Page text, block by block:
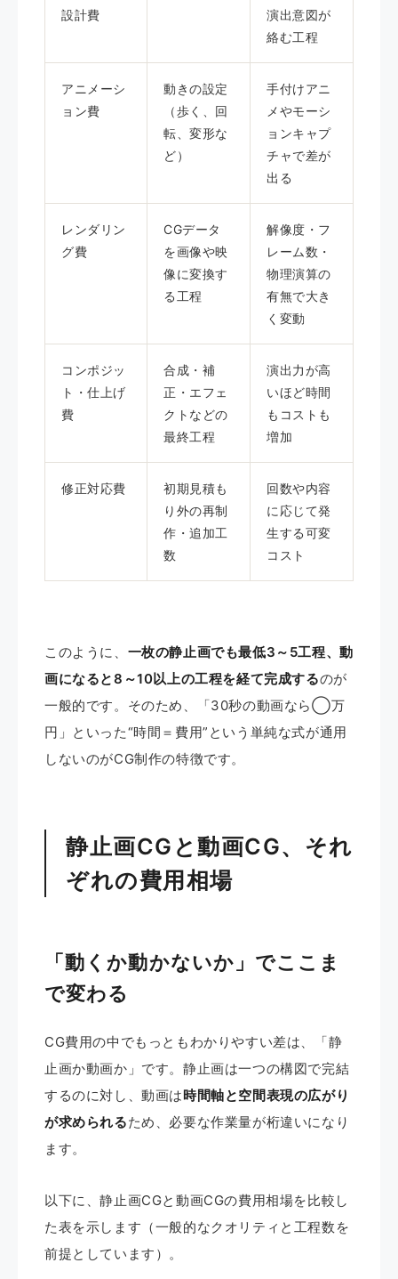
設計費
演出意図が
絡む工程
アニメーシ
ョン費
動きの設定
（歩く、回
転、変形な
ど）
手付けアニ
メやモーシ
ョンキャプ
チャで差が
出る
レンダリン
グ費
CGデータ
を画像や映
像に変換す
る工程
解像度・フ
レーム数・
物理演算の
有無で大き
く変動
コンポジッ
ト・仕上げ
費
合成・補
正・エフェ
クトなどの
最終工程
演出力が高
いほど時間
もコストも
増加
修正対応費
初期見積も
り外の再制
作・追加工
数
回数や内容
に応じて発
生する可変
コスト
このように、 一枚の静止画でも最低3～5工程、動
画になると8～10以上の工程を経て完成するのが
一般的です。そのため、「30秒の動画なら◯万
円」といった“時間＝費用”という単純な式が通用
しないのがCG制作の特徴です。
静止画CGと動画CG、それ
ぞれの費用相場
「動くか動かないか」でここま
で変わる
CG費用の中でもっともわかりやすい差は、「静
止画か動画か」です。静止画は一つの構図で完結
するのに対し、動画は時間軸と空間表現の広がり
が求められるため、必要な作業量が桁違いになり
ます。
以下に、静止画CGと動画CGの費用相場を比較し
た表を示します（一般的なクオリティと工程数を
前提としています）。